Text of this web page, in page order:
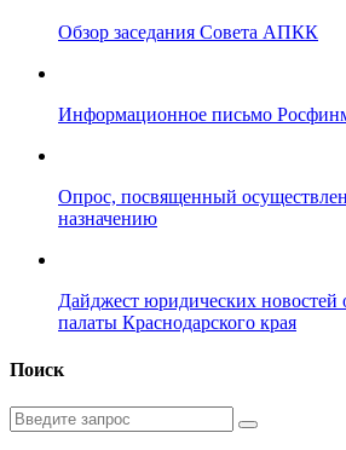
Обзор заседания Совета АПКК
Информационное письмо
Опрос, посвященный
назначению
Дайджест юридических новостей
палаты Краснодарского края
Поиск
Введите
запрос